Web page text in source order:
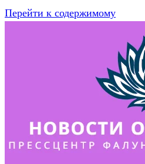
Перейти к содержимому